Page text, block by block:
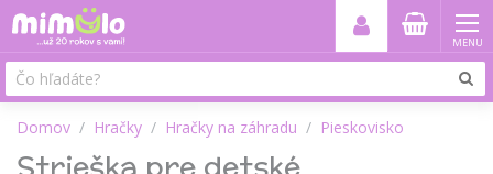
MENU
Domov Hračky Hračky na záhradu Pieskovisko
Strieška pre detské